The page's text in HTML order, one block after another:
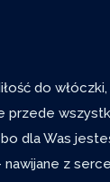
do
przede
dla Was
z